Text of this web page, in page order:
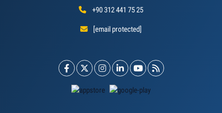
+90 312 441 75 25
[email protected]